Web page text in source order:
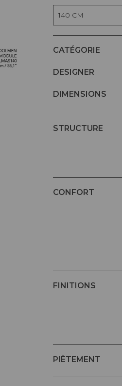
140 CM
CATÉGORIE
DESIGNER
DIMENSIONS
STRUCTURE
CONFORT
FINITIONS
PIÈTEMENT